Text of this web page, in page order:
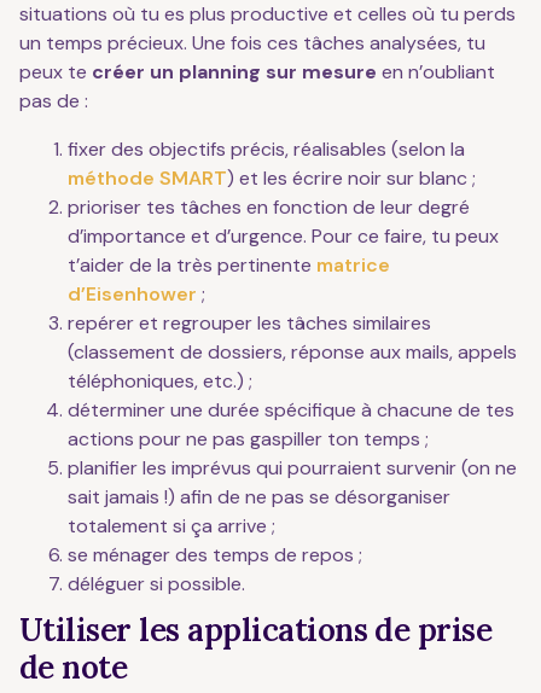
situations où tu es plus productive et celles où tu perds
un temps précieux. Une fois ces tâches analysées, tu
peux te créer un planning sur mesure en n’oubliant
pas de :
fixer des objectifs précis, réalisables (selon la
méthode SMART) et les écrire noir sur blanc ;
prioriser tes tâches en fonction de leur degré
d’importance et d’urgence. Pour ce faire, tu peux
t’aider de la très pertinente matrice
d’Eisenhower ;
repérer et regrouper les tâches similaires
(classement de dossiers, réponse aux mails, appels
téléphoniques, etc.) ;
déterminer une durée spécifique à chacune de tes
actions pour ne pas gaspiller ton temps ;
planifier les imprévus qui pourraient survenir (on ne
sait jamais !) afin de ne pas se désorganiser
totalement si ça arrive ;
se ménager des temps de repos ;
déléguer si possible.
Utiliser les applications de prise
de note